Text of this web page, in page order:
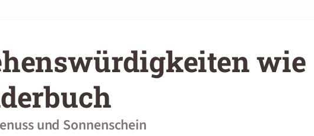
wie
und Sonnenschein